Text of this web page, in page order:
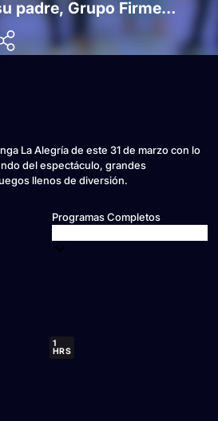
padre, Grupo Firme
de su relación con el
La Alegría de este 31 de marzo con lo
del espectáculo, grandes
llenos de diversión.
Programas Completos
1
HRS